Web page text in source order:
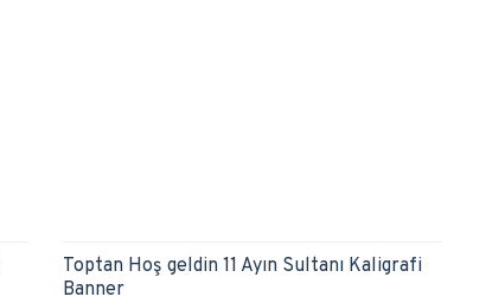
Toptan Hoş geldin 11 Ayın Sultanı Kaligrafi
Banner